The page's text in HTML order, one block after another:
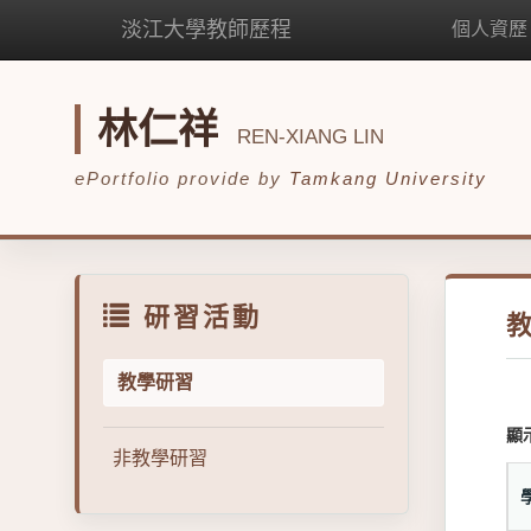
淡江大學教師歷程 個人資歷
林仁祥 REN-XIANG LIN
ePortfolio provide by Tamkang University
研習活動
教學研習
非教學研習
顯